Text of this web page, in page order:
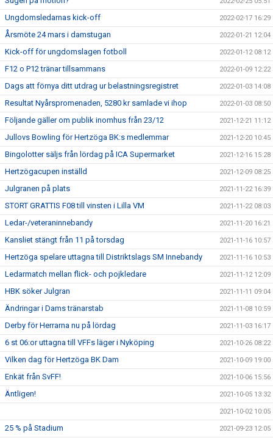
Ungdomsledarnas kick-off 2022-02-17 16:29
Årsmöte 24 mars i damstugan 2022-01-21 12:04
Kick-off för ungdomslagen fotboll 2022-01-12 08:12
F12 o P12 tränar tillsammans 2022-01-09 12:22
Dags att förnya ditt utdrag ur belastningsregistret 2022-01-03 14:08
Resultat Nyårspromenaden, 5280 kr samlade vi ihop 2022-01-03 08:50
Följande gäller om publik inomhus från 23/12 2021-12-21 11:12
Jullovs Bowling för Hertzöga BK:s medlemmar 2021-12-20 10:45
Bingolotter säljs från lördag på ICA Supermarket 2021-12-16 15:28
Hertzögacupen inställd 2021-12-09 08:25
Julgranen på plats 2021-11-22 16:39
STORT GRATTIS F08 till vinsten i Lilla VM 2021-11-22 08:03
Ledar-/veteraninnebandy 2021-11-20 16:21
Kansliet stängt från 11 på torsdag 2021-11-16 10:57
Hertzöga spelare uttagna till Distriktslags SM Innebandy 2021-11-16 10:53
Ledarmatch mellan flick- och pojkledare 2021-11-12 12:09
HBK söker Julgran 2021-11-11 09:04
Ändringar i Dams tränarstab 2021-11-08 10:59
Derby för Herrarna nu på lördag 2021-11-03 16:17
6 st 06:or uttagna till VFFs läger i Nyköping 2021-10-26 08:22
Vilken dag för Hertzöga BK Dam 2021-10-09 19:00
Enkät från SvFF! 2021-10-06 15:56
Äntligen! 2021-10-05 13:32
2021-10-02 10:05
25 % på Stadium 2021-09-23 12:05